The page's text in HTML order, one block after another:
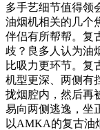
多手艺细节值得领
油烟机相关的几个
伴侣有所帮帮。复
歧？良多人认为油
比吸力更环节。复
机型更深、两侧有
拢烟腔内，然后再
易向两侧逃逸，坐
以AMKA的复古油